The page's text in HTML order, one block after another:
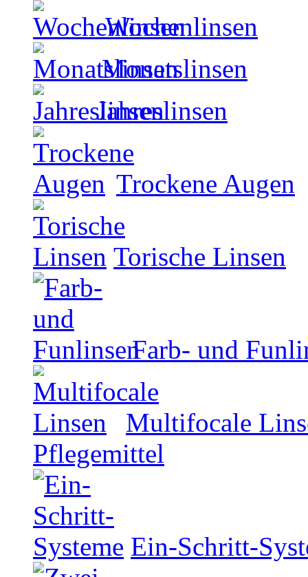
Wochenlinsen
Monatslinsen
Jahreslinsen
Trockene Augen
Torische Linsen
Farb- und
Multifocale
Pflegemittel
Ein-Schritt-